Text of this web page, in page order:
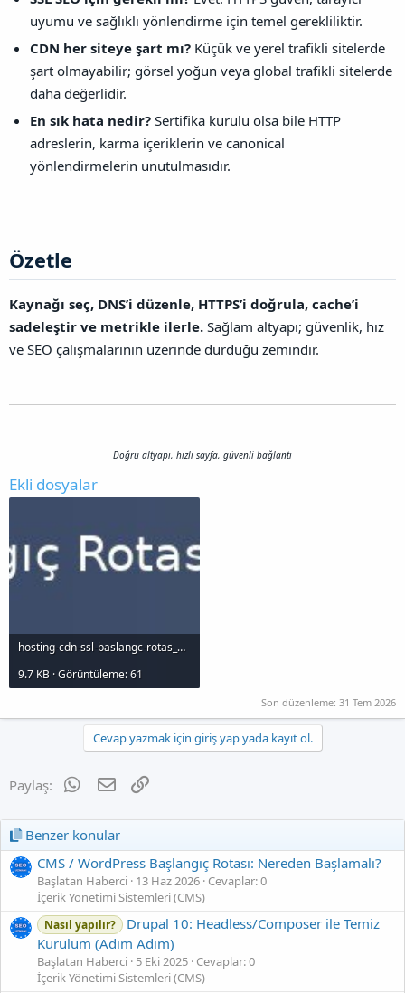
uyumu ve sağlıklı yönlendirme için temel gerekliliktir.
CDN her siteye şart mı? Küçük ve yerel trafikli sitelerde
şart olmayabilir; görsel yoğun veya global trafikli sitelerde
daha değerlidir.
En sık hata nedir? Sertifika kurulu olsa bile HTTP
adreslerin, karma içeriklerin ve canonical
yönlendirmelerin unutulmasıdır.
Özetle​
Kaynağı seç, DNS’i düzenle, HTTPS’i doğrula, cache’i
sadeleştir ve metrikle ilerle. Sağlam altyapı; güvenlik, hız
ve SEO çalışmalarının üzerinde durduğu zemindir.
Doğru altyapı, hızlı sayfa, güvenli bağlantı
Ekli dosyalar
hosting-cdn-ssl-baslangc-rotas_1000x120.jpg
9.7 KB · Görüntüleme: 61
Son düzenleme: 31 Tem 2026
Cevap yazmak için giriş yap yada kayıt ol.
Paylaş: WhatsApp
E-posta
Benzer konular
CMS / WordPress Başlangıç Rotası: Nereden Başlamalı?
Başlatan Haberci 13 Haz 2026 Cevaplar: 0
İçerik Yönetimi Sistemleri (CMS)
Nasıl yapılır?
Drupal 10: Headless/Composer ile Temiz
Kurulum (Adım Adım)
Başlatan Haberci 5 Eki 2025 Cevaplar: 0
İçerik Yönetimi Sistemleri (CMS)